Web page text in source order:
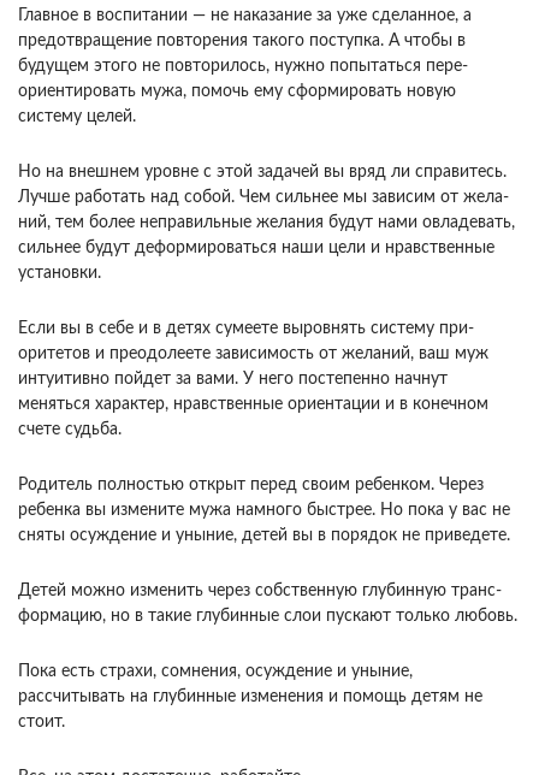
Главное в воспитании — не наказание за уже сделанное, а
предотвращение повторения такого поступка. А чтобы в
будущем этого не повторилось, нужно попытаться пере­
ориентировать мужа, помочь ему сформировать новую
систему целей.
Но на внешнем уровне с этой задачей вы вряд ли справитесь.
Лучше рабо­тать над собой. Чем сильнее мы зависим от жела­
ний, тем более неправильные желания будут нами овладевать,
сильнее будут деформироваться наши цели и нравственные
установки.
Если вы в себе и в детях сумеете выровнять систему при­
оритетов и преодолеете зависимость от желаний, ваш муж
интуитивно пойдет за вами. У него по­степенно начнут
меняться характер, нравствен­ные ориентации и в конечном
счете судьба.
Роди­тель полностью открыт перед своим ребенком. Через
ребенка вы измените мужа намного быст­рее. Но пока у вас не
сняты осуждение и уныние, детей вы в порядок не приведете.
Детей можно изменить через собственную глубинную транс­
формацию, но в такие глубинные слои пускают только любовь.
Пока есть страхи, сомнения, осуждение и уныние,
рассчитывать на глубинные изменения и помощь детям не
стоит.